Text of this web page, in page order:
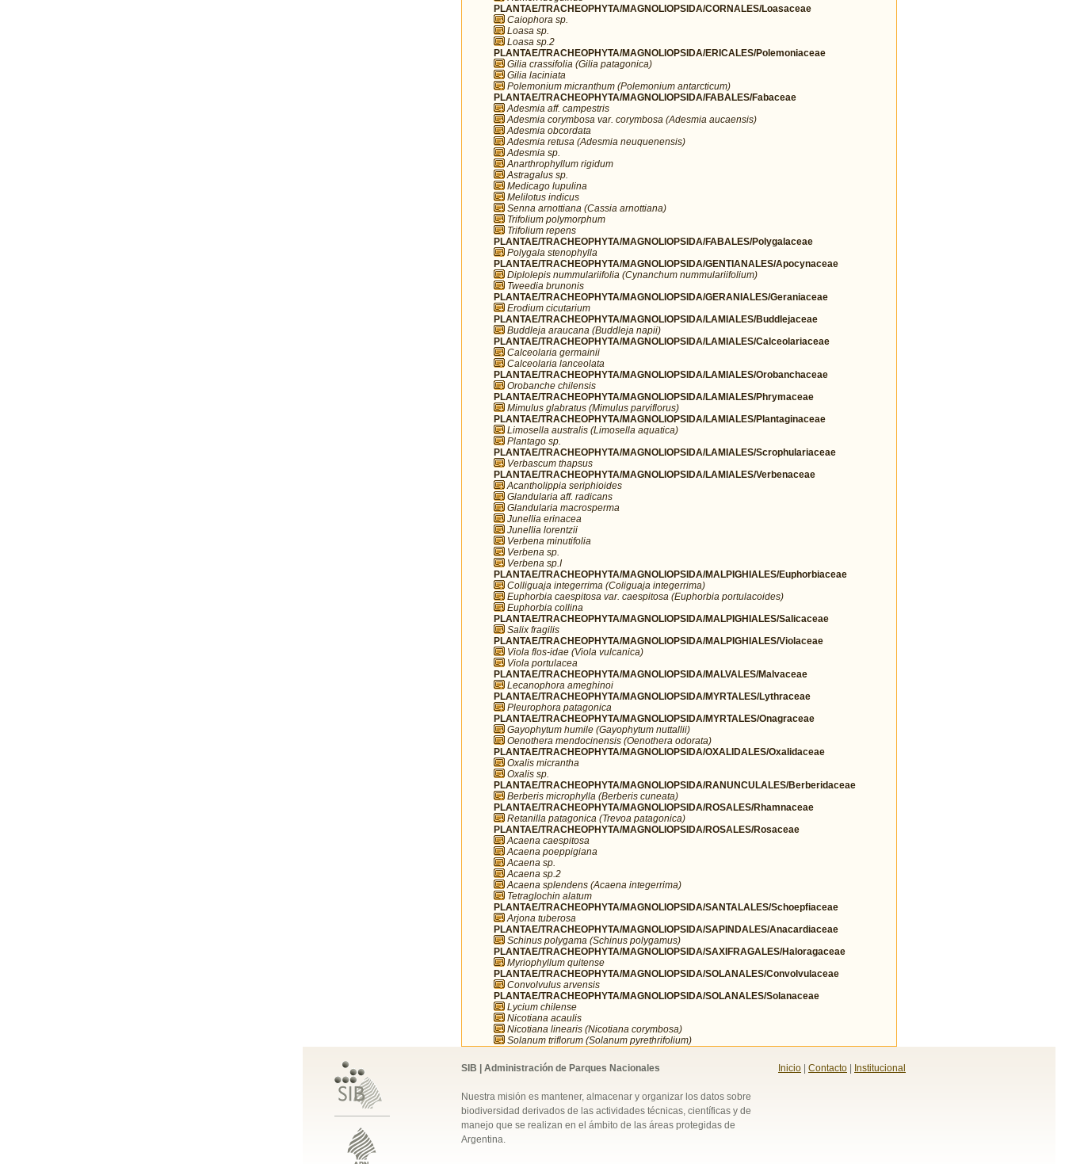
PLANTAE/TRACHEOPHYTA/MAGNOLIOPSIDA/CORNALES/Loasaceae
Caiophora sp.
Loasa sp.
Loasa sp.2
PLANTAE/TRACHEOPHYTA/MAGNOLIOPSIDA/ERICALES/Polemoniaceae
Gilia crassifolia (Gilia patagonica)
Gilia laciniata
Polemonium micranthum (Polemonium antarcticum)
PLANTAE/TRACHEOPHYTA/MAGNOLIOPSIDA/FABALES/Fabaceae
Adesmia aff. campestris
Adesmia corymbosa var. corymbosa (Adesmia aucaensis)
Adesmia obcordata
Adesmia retusa (Adesmia neuquenensis)
Adesmia sp.
Anarthrophyllum rigidum
Astragalus sp.
Medicago lupulina
Melilotus indicus
Senna arnottiana (Cassia arnottiana)
Trifolium polymorphum
Trifolium repens
PLANTAE/TRACHEOPHYTA/MAGNOLIOPSIDA/FABALES/Polygalaceae
Polygala stenophylla
PLANTAE/TRACHEOPHYTA/MAGNOLIOPSIDA/GENTIANALES/Apocynaceae
Diplolepis nummulariifolia (Cynanchum nummulariifolium)
Tweedia brunonis
PLANTAE/TRACHEOPHYTA/MAGNOLIOPSIDA/GERANIALES/Geraniaceae
Erodium cicutarium
PLANTAE/TRACHEOPHYTA/MAGNOLIOPSIDA/LAMIALES/Buddlejaceae
Buddleja araucana (Buddleja napii)
PLANTAE/TRACHEOPHYTA/MAGNOLIOPSIDA/LAMIALES/Calceolariaceae
Calceolaria germainii
Calceolaria lanceolata
PLANTAE/TRACHEOPHYTA/MAGNOLIOPSIDA/LAMIALES/Orobanchaceae
Orobanche chilensis
PLANTAE/TRACHEOPHYTA/MAGNOLIOPSIDA/LAMIALES/Phrymaceae
Mimulus glabratus (Mimulus parviflorus)
PLANTAE/TRACHEOPHYTA/MAGNOLIOPSIDA/LAMIALES/Plantaginaceae
Limosella australis (Limosella aquatica)
Plantago sp.
PLANTAE/TRACHEOPHYTA/MAGNOLIOPSIDA/LAMIALES/Scrophulariaceae
Verbascum thapsus
PLANTAE/TRACHEOPHYTA/MAGNOLIOPSIDA/LAMIALES/Verbenaceae
Acantholippia seriphioides
Glandularia aff. radicans
Glandularia macrosperma
Junellia erinacea
Junellia lorentzii
Verbena minutifolia
Verbena sp.
Verbena sp.I
PLANTAE/TRACHEOPHYTA/MAGNOLIOPSIDA/MALPIGHIALES/Euphorbiaceae
Colliguaja integerrima (Coliguaja integerrima)
Euphorbia caespitosa var. caespitosa (Euphorbia portulacoides)
Euphorbia collina
PLANTAE/TRACHEOPHYTA/MAGNOLIOPSIDA/MALPIGHIALES/Salicaceae
Salix fragilis
PLANTAE/TRACHEOPHYTA/MAGNOLIOPSIDA/MALPIGHIALES/Violaceae
Viola flos-idae (Viola vulcanica)
Viola portulacea
PLANTAE/TRACHEOPHYTA/MAGNOLIOPSIDA/MALVALES/Malvaceae
Lecanophora ameghinoi
PLANTAE/TRACHEOPHYTA/MAGNOLIOPSIDA/MYRTALES/Lythraceae
Pleurophora patagonica
PLANTAE/TRACHEOPHYTA/MAGNOLIOPSIDA/MYRTALES/Onagraceae
Gayophytum humile (Gayophytum nuttallii)
Oenothera mendocinensis (Oenothera odorata)
PLANTAE/TRACHEOPHYTA/MAGNOLIOPSIDA/OXALIDALES/Oxalidaceae
Oxalis micrantha
Oxalis sp.
PLANTAE/TRACHEOPHYTA/MAGNOLIOPSIDA/RANUNCULALES/Berberidaceae
Berberis microphylla (Berberis cuneata)
PLANTAE/TRACHEOPHYTA/MAGNOLIOPSIDA/ROSALES/Rhamnaceae
Retanilla patagonica (Trevoa patagonica)
PLANTAE/TRACHEOPHYTA/MAGNOLIOPSIDA/ROSALES/Rosaceae
Acaena caespitosa
Acaena poeppigiana
Acaena sp.
Acaena sp.2
Acaena splendens (Acaena integerrima)
Tetraglochin alatum
PLANTAE/TRACHEOPHYTA/MAGNOLIOPSIDA/SANTALALES/Schoepfiaceae
Arjona tuberosa
PLANTAE/TRACHEOPHYTA/MAGNOLIOPSIDA/SAPINDALES/Anacardiaceae
Schinus polygama (Schinus polygamus)
PLANTAE/TRACHEOPHYTA/MAGNOLIOPSIDA/SAXIFRAGALES/Haloragaceae
Myriophyllum quitense
PLANTAE/TRACHEOPHYTA/MAGNOLIOPSIDA/SOLANALES/Convolvulaceae
Convolvulus arvensis
PLANTAE/TRACHEOPHYTA/MAGNOLIOPSIDA/SOLANALES/Solanaceae
Lycium chilense
Nicotiana acaulis
Nicotiana linearis (Nicotiana corymbosa)
Solanum triflorum (Solanum pyrethrifolium)
SIB | Administración de Parques Nacionales
Nuestra misión es mantener, almacenar y organizar los datos sobre
biodiversidad derivados de las actividades técnicas, científicas y de
manejo que se realizan en el ámbito de las áreas protegidas de
Argentina.
Inicio | Contacto | Institucional